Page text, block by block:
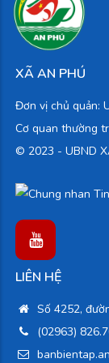
XÃ AN PHÚ
Đơn vị chủ quản:
Cơ quan thường
© 2023 - UBND
LIÊN HỆ
Số 4252,
(02963)